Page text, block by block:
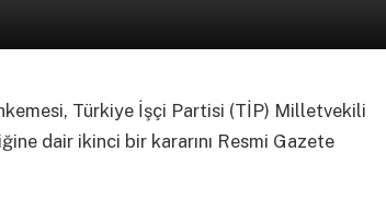
Türkiye İşçi Partisi (TİP) Milletvekili
dair ikinci bir kararını Resmi Gazete